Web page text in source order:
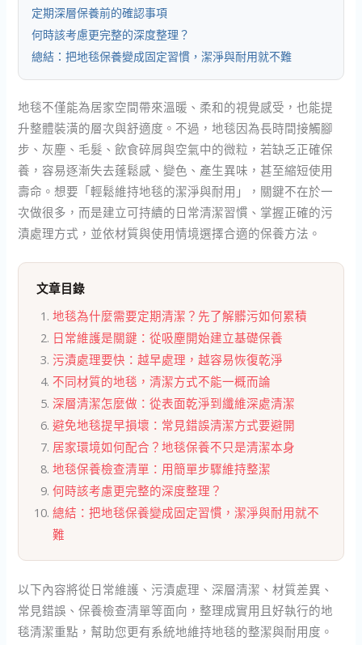
定期深層保養前的確認事項
何時該考慮更完整的深度整理？
總結：把地毯保養變成固定習慣，潔淨與耐用就不難
地毯不僅能為居家空間帶來溫暖、柔和的視覺感受，也能提
升整體裝潢的層次與舒適度。不過，地毯因為長時間接觸腳
步、灰塵、毛髮、飲食碎屑與空氣中的微粒，若缺乏正確保
養，容易逐漸失去蓬鬆感、變色、產生異味，甚至縮短使用
壽命。想要「輕鬆維持地毯的潔淨與耐用」，關鍵不在於一
次做很多，而是建立可持續的日常清潔習慣、掌握正確的污
漬處理方式，並依材質與使用情境選擇合適的保養方法。
文章目錄
地毯為什麼需要定期清潔？先了解髒污如何累積
日常維護是關鍵：從吸塵開始建立基礎保養
污漬處理要快：越早處理，越容易恢復乾淨
不同材質的地毯，清潔方式不能一概而論
深層清潔怎麼做：從表面乾淨到纖維深處清潔
避免地毯提早損壞：常見錯誤清潔方式要避開
居家環境如何配合？地毯保養不只是清潔本身
地毯保養檢查清單：用簡單步驟維持整潔
何時該考慮更完整的深度整理？
總結：把地毯保養變成固定習慣，潔淨與耐用就不
難
以下內容將從日常維護、污漬處理、深層清潔、材質差異、
常見錯誤、保養檢查清單等面向，整理成實用且好執行的地
毯清潔重點，幫助您更有系統地維持地毯的整潔與耐用度。